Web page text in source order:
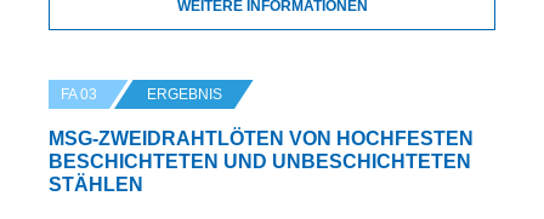
WEITERE INFORMATIONEN
FA 03 ERGEBNIS
MSG-ZWEIDRAHTLÖTEN VON HOCHFESTEN
BESCHICHTETEN UND UNBESCHICHTETEN
STÄHLEN